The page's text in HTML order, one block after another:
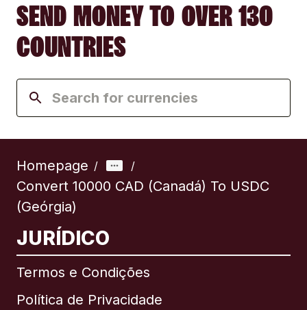
SEND MONEY TO OVER 130
COUNTRIES
Homepage / /
Convert 10000 CAD (Canadá) To USDC
(Geórgia)
JURÍDICO
Termos e Condições
Política de Privacidade